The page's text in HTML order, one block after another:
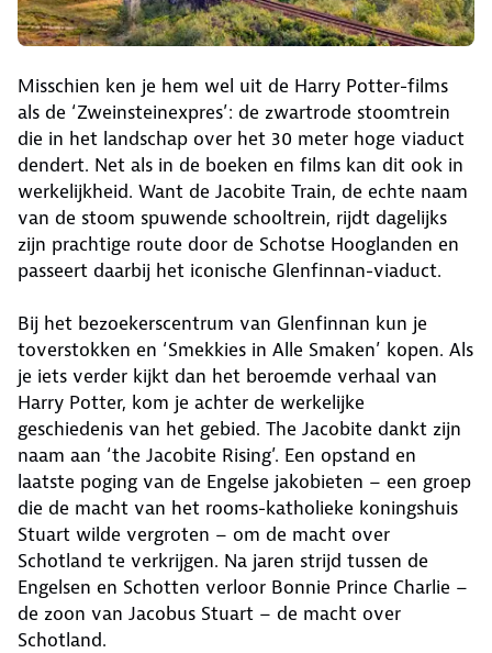
Misschien ken je hem wel uit de Harry Potter-films
als de ‘Zweinsteinexpres’: de zwartrode stoomtrein
die in het landschap over het 30 meter hoge viaduct
dendert. Net als in de boeken en films kan dit ook in
werkelijkheid. Want de Jacobite Train, de echte naam
van de stoom spuwende schooltrein, rijdt dagelijks
zijn prachtige route door de Schotse Hooglanden en
passeert daarbij het iconische Glenfinnan-viaduct.
Bij het bezoekerscentrum van Glenfinnan kun je
toverstokken en ‘Smekkies in Alle Smaken’ kopen. Als
je iets verder kijkt dan het beroemde verhaal van
Harry Potter, kom je achter de werkelijke
geschiedenis van het gebied. The Jacobite dankt zijn
naam aan ‘the Jacobite Rising’. Een opstand en
laatste poging van de Engelse jakobieten – een groep
die de macht van het rooms-katholieke koningshuis
Stuart wilde vergroten – om de macht over
Schotland te verkrijgen. Na jaren strijd tussen de
Engelsen en Schotten verloor Bonnie Prince Charlie –
de zoon van Jacobus Stuart – de macht over
Schotland.